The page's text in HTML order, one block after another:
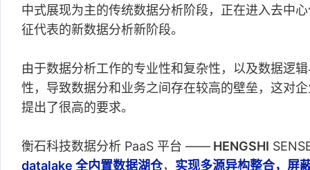
中式展现为主的传统数据分析阶段，正在进入去中
征代表的新数据分析新阶段。
由于数据分析工作的专业性和复杂性，以及数据逻
性，导致数据分和业务之间存在较高的壁垒，这对
提出了很高的要求。
衡石科技数据分析 PaaS 平台 —— HENGSHI
datalake 全内置数据湖仓， 实现多源异构整合，屏